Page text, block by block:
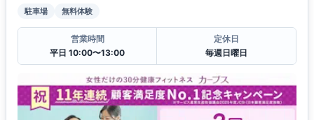
駐車場 無料体験
営業時間
平日 10:00〜13:00
定休日
毎週日曜日